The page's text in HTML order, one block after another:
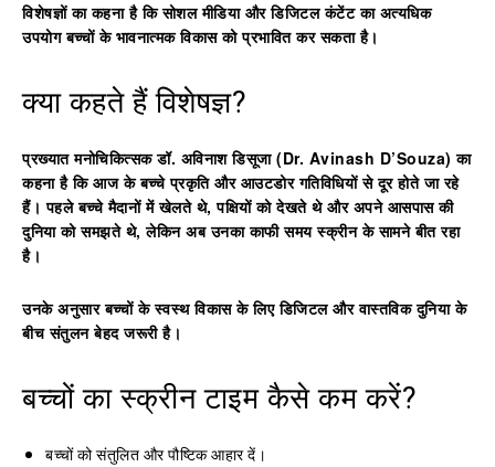
विशेषज्ञों का कहना है कि सोशल मीडिया और डिजिटल कंटेंट का अत्यधिक
उपयोग बच्चों के भावनात्मक विकास को प्रभावित कर सकता है।
क्या कहते हैं विशेषज्ञ?
प्रख्यात मनोचिकित्सकडॉ. अविनाश डिसूजा (Dr. Avinash D’Souza) का
कहना है कि आज के बच्चे प्रकृति और आउटडोर गतिविधियों से दूर होते जा रहे
हैं। पहले बच्चे मैदानों में खेलते थे, पक्षियों को देखते थे और अपने आसपास की
दुनिया को समझते थे, लेकिन अब उनका काफी समय स्क्रीन के सामने बीत रहा
है।
उनके अनुसार बच्चों के स्वस्थ विकास के लिए डिजिटल और वास्तविक दुनिया के
बीच संतुलन बेहद जरूरी है।
बच्चों का स्क्रीन टाइम कैसे कम करें?
बच्चों को संतुलित और पौष्टिक आहार दें।